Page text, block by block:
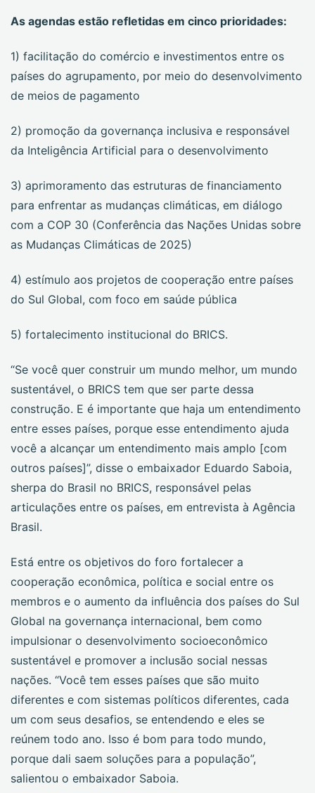
As agendas estão refletidas em cinco prioridades:
1) facilitação do comércio e investimentos entre os
países do agrupamento, por meio do desenvolvimento
de meios de pagamento
2) promoção da governança inclusiva e responsável
da Inteligência Artificial para o desenvolvimento
3) aprimoramento das estruturas de financiamento
para enfrentar as mudanças climáticas, em diálogo
com a COP 30 (Conferência das Nações Unidas sobre
as Mudanças Climáticas de 2025)
4) estímulo aos projetos de cooperação entre países
do Sul Global, com foco em saúde pública
5) fortalecimento institucional do BRICS.
“Se você quer construir um mundo melhor, um mundo
sustentável, o BRICS tem que ser parte dessa
construção. E é importante que haja um entendimento
entre esses países, porque esse entendimento ajuda
você a alcançar um entendimento mais amplo [com
outros países]”, disse o embaixador Eduardo Saboia,
sherpa do Brasil no BRICS, responsável pelas
articulações entre os países, em entrevista à Agência
Brasil.
Está entre os objetivos do foro fortalecer a
cooperação econômica, política e social entre os
membros e o aumento da influência dos países do Sul
Global na governança internacional, bem como
impulsionar o desenvolvimento socioeconômico
sustentável e promover a inclusão social nessas
nações. “Você tem esses países que são muito
diferentes e com sistemas políticos diferentes, cada
um com seus desafios, se entendendo e eles se
reúnem todo ano. Isso é bom para todo mundo,
porque dali saem soluções para a população”,
salientou o embaixador Saboia.